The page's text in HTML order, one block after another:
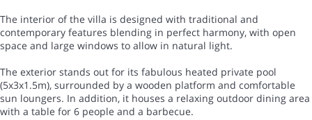
The interior of the villa is designed with traditional and
contemporary features blending in perfect harmony, with open
space and large windows to allow in natural light.
The exterior stands out for its fabulous heated private pool
(5x3x1.5m), surrounded by a wooden platform and comfortable
sun loungers. In addition, it houses a relaxing outdoor dining area
with a table for 6 people and a barbecue.